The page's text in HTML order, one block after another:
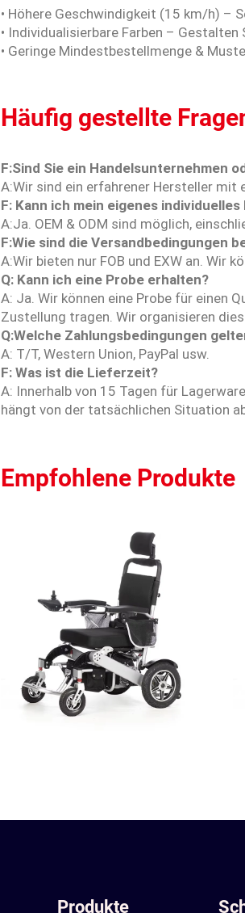
• Höhere Geschwindigkeit (15 km/h) –
• Individualisierbare Farben –
• Geringe Mindestbestellmenge &
Häufig gestellte
F:Sind Sie ein Handelsunternehmen
A:Wir sind ein erfahrener Hersteller mit
F: Kann ich mein eigenes
A:Ja. OEM & ODM sind möglich,
F:Wie sind die Versandbedingungen
A:Wir bieten nur FOB und EXW an. Wir
Q: Kann ich eine Probe erhalten?
A: Ja. Wir können eine Probe für einen
Zustellung tragen. Wir organisieren
Q:Welche Zahlungsbedingungen
A: T/T, Western Union, PayPal usw.
F: Was ist die Lieferzeit?
A: Innerhalb von 15 Tagen für
hängt von der tatsächlichen Situation
Empfohlene Produkte
Produkte